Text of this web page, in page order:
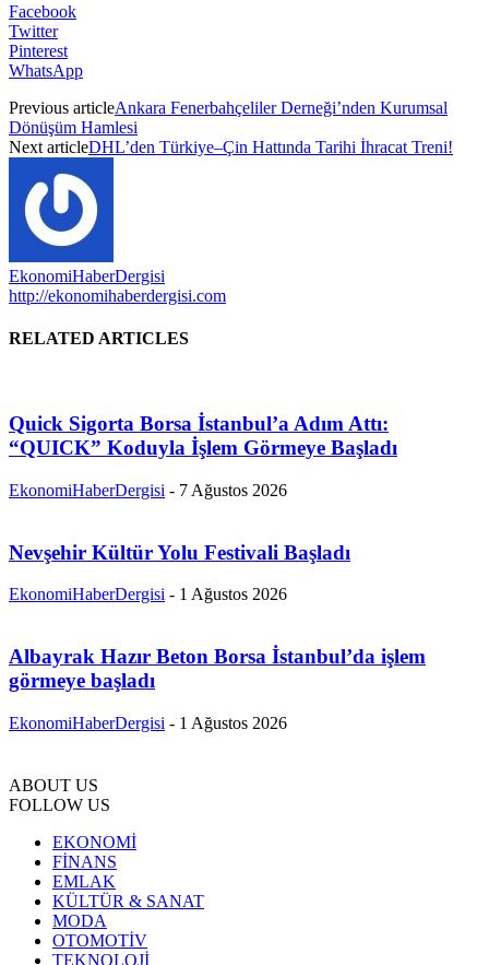
Facebook
Twitter
Pinterest
WhatsApp
Previous articleAnkara Fenerbahçeliler Derneği’nden Kurumsal
Dönüşüm Hamlesi
Next articleDHL’den Türkiye–Çin Hattında Tarihi İhracat Treni!
EkonomiHaberDergisi
http://ekonomihaberdergisi.com
RELATED ARTICLES
Quick Sigorta Borsa İstanbul’a Adım Attı:
“QUICK” Koduyla İşlem Görmeye Başladı
EkonomiHaberDergisi - 7 Ağustos 2026
Nevşehir Kültür Yolu Festivali Başladı
EkonomiHaberDergisi - 1 Ağustos 2026
Albayrak Hazır Beton Borsa İstanbul’da işlem
görmeye başladı
EkonomiHaberDergisi - 1 Ağustos 2026
ABOUT US
FOLLOW US
EKONOMİ
FİNANS
EMLAK
KÜLTÜR & SANAT
MODA
OTOMOTİV
TEKNOLOJİ